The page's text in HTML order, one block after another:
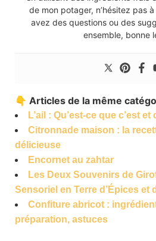
de mon potager, n’hésitez pas
avez des questions ou des
ensemble, bonne
👇 Articles de la même
L’ail : Qu’est-ce que c’est
Citronnade maison : la
délicieuse
Encornet au zahtar
Les Deux Souvenirs de
Sensoriel en Terre d’Épices et
Confiture abricot :
préparation, astuces